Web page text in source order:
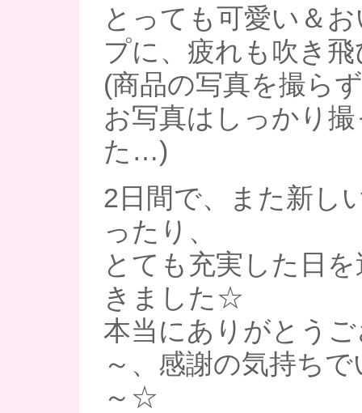
とっても可愛い＆
プに、疲れも吹き
(商品の写真を撮ら
お写真はしっかり
た…)
2日間で、また新し
ったり、
とても充実した日
きました☆
本当にありがとう
～、感謝の気持ち
～☆